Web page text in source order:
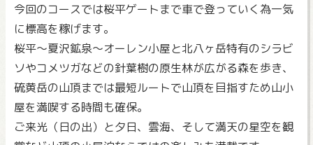
今回のコースでは桜平ゲートまで車で登っていく為一気
に標高を稼げます。
桜平～夏沢鉱泉～オーレン小屋と北八ヶ岳特有のシラビ
ソやコメツガなどの針葉樹の原生林が広がる森を歩き、
硫黄岳の山頂までは最短ルートで山頂を目指すため山小
屋を満喫する時間も確保。
ご来光（日の出）と夕日、雲海、そして満天の星空を観